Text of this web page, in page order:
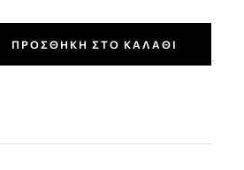
ΠΡΟΣΘΉΚΗ ΣΤΟ ΚΑΛΆΘΙ